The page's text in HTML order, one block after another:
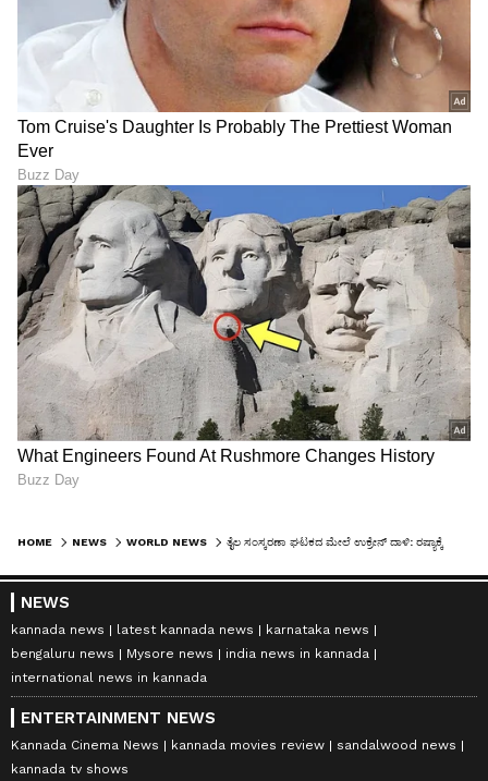
HOME NEWS WORLD NEWS
NEWS
kannada news latest kannada news
karnataka news
bengaluru news
Mysore news
india news in kannada
international news in kannada
ENTERTAINMENT NEWS
Kannada Cinema News kannada movies review
sandalwood news
kannada tv shows